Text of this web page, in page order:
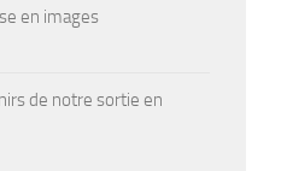
en images
de notre sortie en